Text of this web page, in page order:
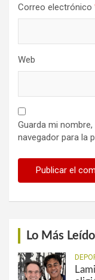
Correo electrónico
Web
Guarda mi
navegador para la
Lo Más Leído